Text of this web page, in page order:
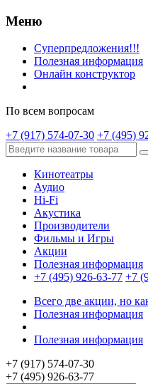
Меню
Суперпредложения!!!
Полезная информация
Онлайн конструктор
По всем вопросам
+7 (917) 574-07-30 +7 (495)
Кинотеатры
Аудио
Hi-Fi
Акустика
Производители
Фильмы и Игры
Акции
Полезная информация
+7 (495) 926-63-77 +7
Всего две акции, но
Полезная информация
Полезная информация
+7 (917) 574-07-30
+7 (495) 926-63-77